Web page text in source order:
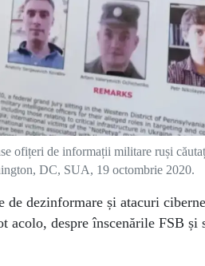
ofițeri de informații militare ruși
DC, SUA, 19 octombrie 2020.
de dezinformare și atacuri
acolo, despre înscenările FSB